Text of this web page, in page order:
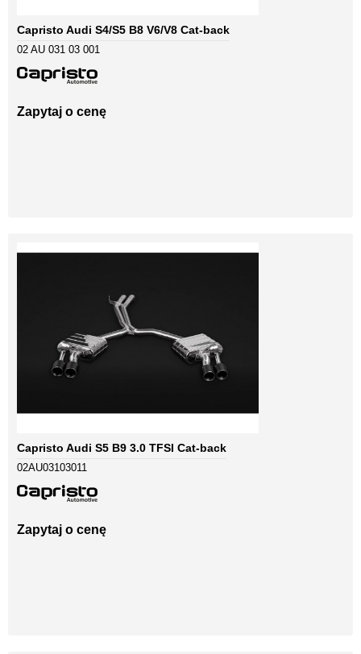
Capristo Audi S4/S5 B8 V6/V8 Cat-back
02 AU 031 03 001
Zapytaj o cenę
Capristo Audi S5 B9 3.0 TFSI Cat-back
02AU03103011
Zapytaj o cenę